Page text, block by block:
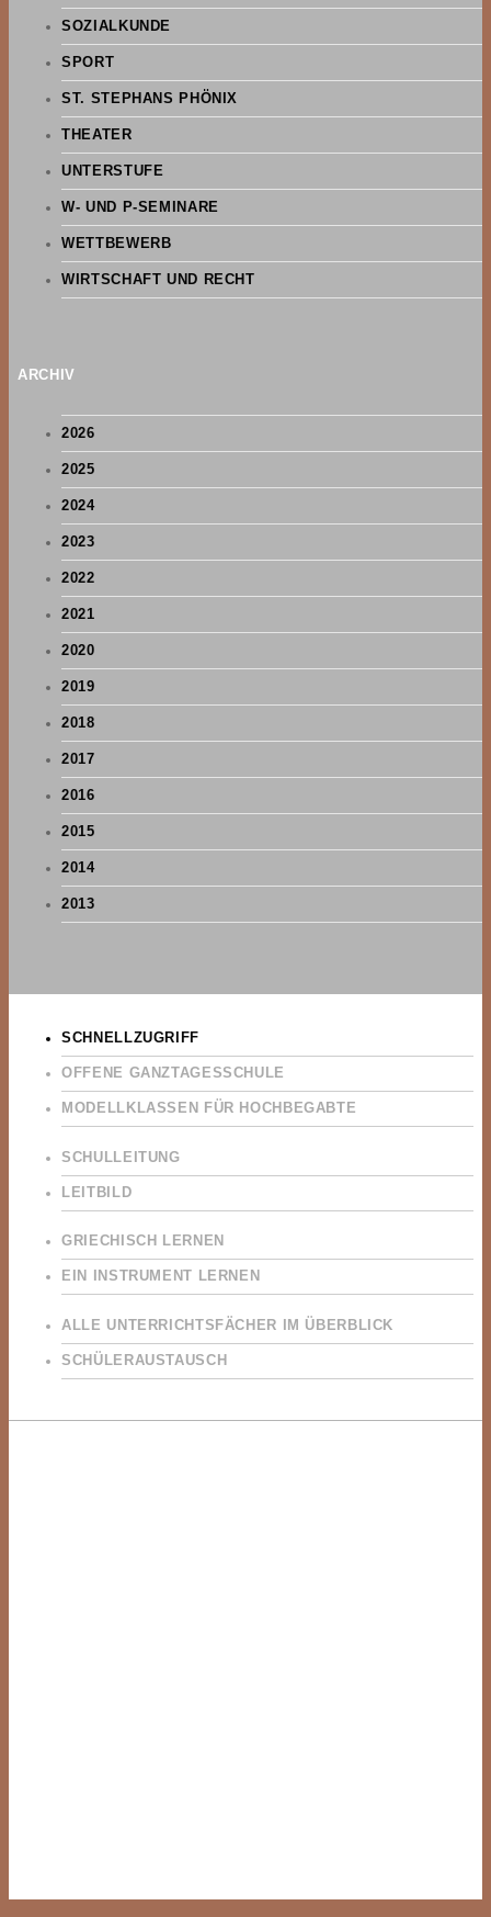
SOZIALKUNDE
SPORT
ST. STEPHANS PHÖNIX
THEATER
UNTERSTUFE
W- UND P-SEMINARE
WETTBEWERB
WIRTSCHAFT UND RECHT
ARCHIV
2026
2025
2024
2023
2022
2021
2020
2019
2018
2017
2016
2015
2014
2013
SCHNELLZUGRIFF
OFFENE GANZTAGESSCHULE
MODELLKLASSEN FÜR HOCHBEGABTE
SCHULLEITUNG
LEITBILD
GRIECHISCH LERNEN
EIN INSTRUMENT LERNEN
ALLE UNTERRICHTSFÄCHER IM ÜBERBLICK
SCHÜLERAUSTAUSCH